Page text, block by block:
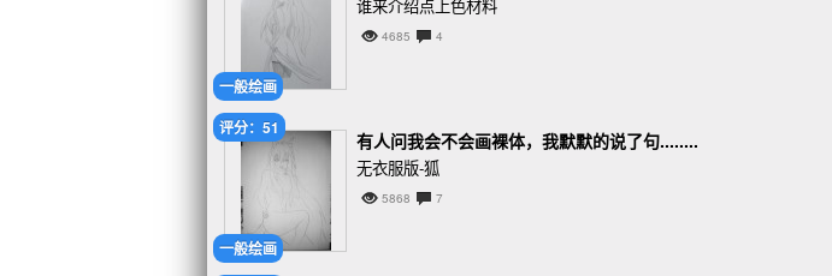
一般绘画
谁来介绍点上色材料
4685 4
一般绘画
评分：51
有人问我会不会画裸体，我默默的说了句........
无衣服版-狐
5868 7